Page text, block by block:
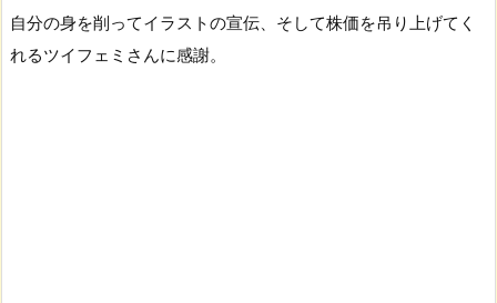
自分の身を削ってイラストの宣伝、そして株価を吊り上げてく
れるツイフェミさんに感謝。